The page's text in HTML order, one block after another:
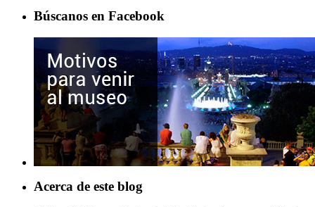
Búscanos en Facebook
Acerca de este blog